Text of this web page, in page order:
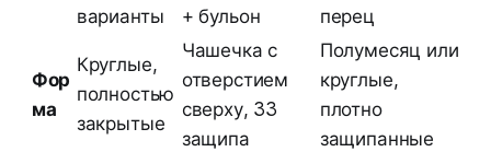
варианты
+ бульон
перец
Фор
ма
Круглые,
полностью
закрытые
Чашечка с
отверстием
сверху, 33
защипа
Полумесяц или
круглые,
плотно
защипанные